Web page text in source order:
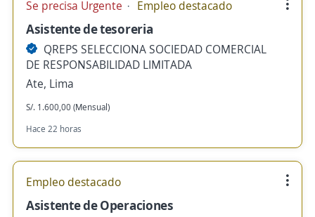
Se precisa Urgente Empleo destacado
Asistente de tesoreria
QREPS SELECCIONA SOCIEDAD COMERCIAL
DE RESPONSABILIDAD LIMITADA
Ate, Lima
S/. 1.600,00 (Mensual)
Hace 22 horas
Empleo destacado
Asistente de Operaciones